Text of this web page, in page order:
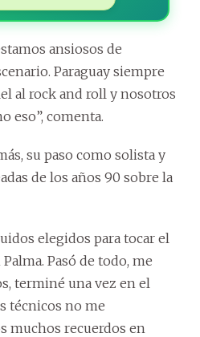
ansiosos de
Paraguay siempre
al rock and roll y nosotros
eso”, comenta.
su paso como solista y
de los años 90 sobre la
elegidos para tocar el
Pasó de todo, me
terminé una vez en el
técnicos no me
muchos recuerdos en